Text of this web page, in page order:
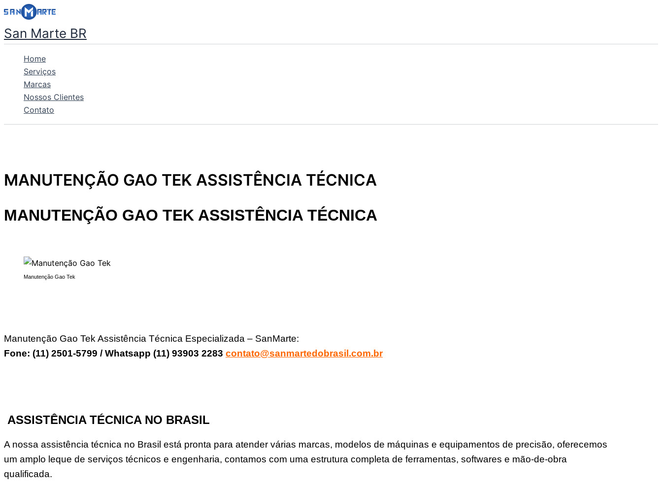
Ir
o
San Marte BR
Home
Serviços
Marcas
Nossos Clientes
Contato
MANUTENÇÃO GAO TEK ASSISTÊNCIA TÉCNICA
MANUTENÇÃO GAO TEK ASSISTÊNCIA TÉCNICA
Manutenção Gao Tek
Manutenção Gao Tek Assistência Técnica Especializada – SanMarte:
Fone: (11) 2501-5799 / Whatsapp (11) 93903 2283 contato@sanmartedobrasil.com.br
ASSISTÊNCIA TÉCNICA NO BRASIL
A nossa assistência técnica no Brasil está pronta para atender várias marcas, modelos de máquinas e equipamentos de precisão, oferecemos
um amplo leque de serviços técnicos e engenharia, contamos com uma estrutura completa de ferramentas, softwares e mão-de-obra
qualificada.